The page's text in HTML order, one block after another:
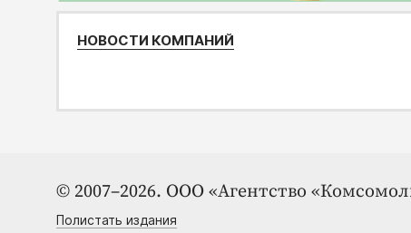
НОВОСТИ КОМПАНИЙ
© 2007–2026. ООО «Агентство
Полистать издания